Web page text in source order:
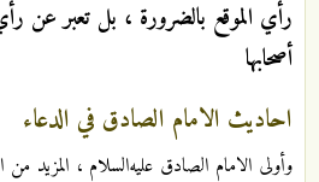
رأي الموقع بالضرورة ، بل تعبر عن
أصحابها
احاديث الامام الصادق في الدعاء
وأولى الامام الصادق عليه‌السلام ، المزيد من